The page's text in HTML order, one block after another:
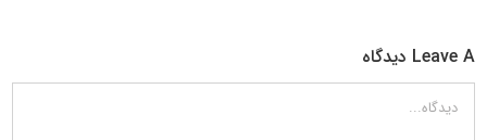
Leave A دیدگاه
دیدگاه